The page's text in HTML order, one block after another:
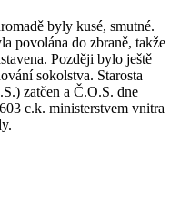
byly kusé, smutné.
povolána do zbraně, takže
Později bylo ještě
sokolstva. Starosta
zatčen a Č.O.S. dne
c.k. ministerstvem vnitra